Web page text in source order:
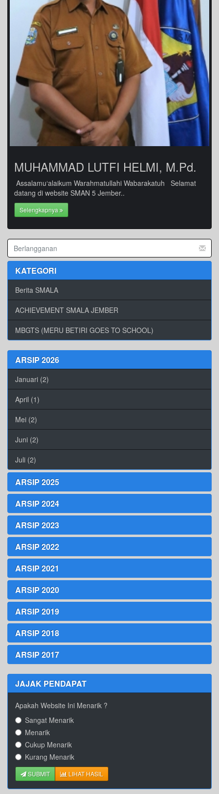
MUHAMMAD LUTFI HELMI, M.Pd.
Assalamu‘alaikum Warahmatullahi Wabarakatuh Selamat
datang di website SMAN 5 Jember..
Selengkapnya
KATEGORI
Berita SMALA
ACHIEVEMENT SMALA JEMBER
MBGTS (MERU BETIRI GOES TO SCHOOL)
ARSIP 2026
Januari (2)
April (1)
Mei (2)
Juni (2)
Juli (2)
ARSIP 2025
ARSIP 2024
ARSIP 2023
ARSIP 2022
ARSIP 2021
ARSIP 2020
ARSIP 2019
ARSIP 2018
ARSIP 2017
JAJAK PENDAPAT
Apakah Website Ini Menarik ?
Sangat Menarik
Menarik
Cukup Menarik
Kurang Menarik
SUBMIT LIHAT HASIL